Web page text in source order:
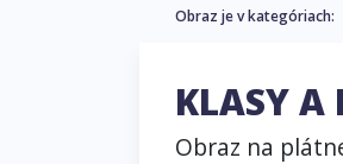
Obraz je v kategóriach:
KLASY A
Obraz na